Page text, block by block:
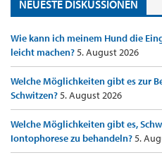
NEUESTE DISKUSSIONEN
Wie kann ich meinem Hund die
leicht machen?5. August 2026
Welche Möglichkeiten gibt es zur
Schwitzen?5. August 2026
Welche Möglichkeiten gibt es,
Iontophorese zu behandeln?5.